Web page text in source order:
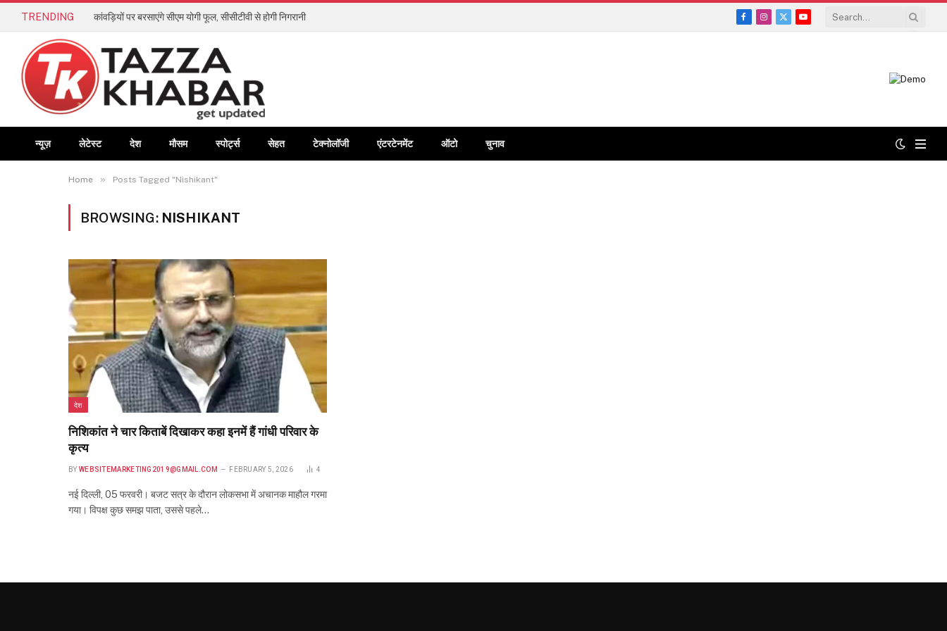
TRENDING कांवड़ियों पर बरसाएंगे सीएम योगी फूल, सीसीटीवी से होगी निगरानी
Facebook
Instagram
X
YouTube
न्यूज़ लेटेस्ट देश मौसम स्पोर्ट्स सेहत टेक्नोलॉजी एंटरटेनमेंट ऑटो चुनाव
Home » Posts Tagged "Nishikant"
BROWSING: NISHIKANT
देश
निशिकांत ने चार किताबें दिखाकर कहा इनमें हैं गांधी परिवार के
कृत्य
BY WEBSITEMARKETING2019@GMAIL.COM FEBRUARY 5, 2026 4
नई दिल्ली, 05 फरवरी। बजट सत्र के दौरान लोकसभा में अचानक माहौल गरमा
गया। विपक्ष कुछ समझ पाता, उससे पहले…